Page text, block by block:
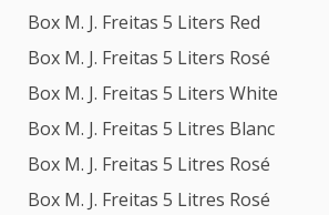
Box M. J. Freitas 5 Liters Red
Box M. J. Freitas 5 Liters Rosé
Box M. J. Freitas 5 Liters White
Box M. J. Freitas 5 Litres Blanc
Box M. J. Freitas 5 Litres Rosé
Box M. J. Freitas 5 Litres Rosé